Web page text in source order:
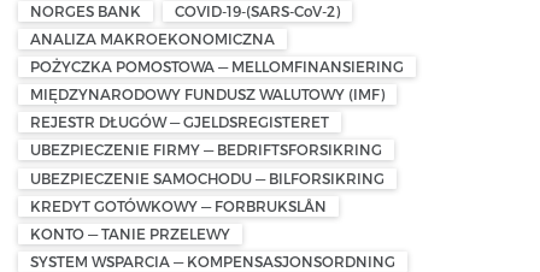
NORGES BANK
COVID-19-(SARS-CoV-2)
ANALIZA MAKROEKONOMICZNA
POŻYCZKA POMOSTOWA — MELLOMFINANSIERING
MIĘDZYNARODOWY FUNDUSZ WALUTOWY (IMF)
REJESTR DŁUGÓW — GJELDSREGISTERET
UBEZPIECZENIE FIRMY — BEDRIFTSFORSIKRING
UBEZPIECZENIE SAMOCHODU — BILFORSIKRING
KREDYT GOTÓWKOWY — FORBRUKSLÅN
KONTO — TANIE PRZELEWY
SYSTEM WSPARCIA — KOMPENSASJONSORDNING